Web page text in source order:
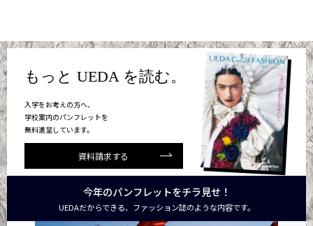
もっと UEDA を読む。
入学をお考えの方へ、
学校案内のパンフレットを
無料進呈しています。
資料請求する
今年のパンフレットをチラ見せ！
UEDAだからできる、ファッション誌のような内容です。